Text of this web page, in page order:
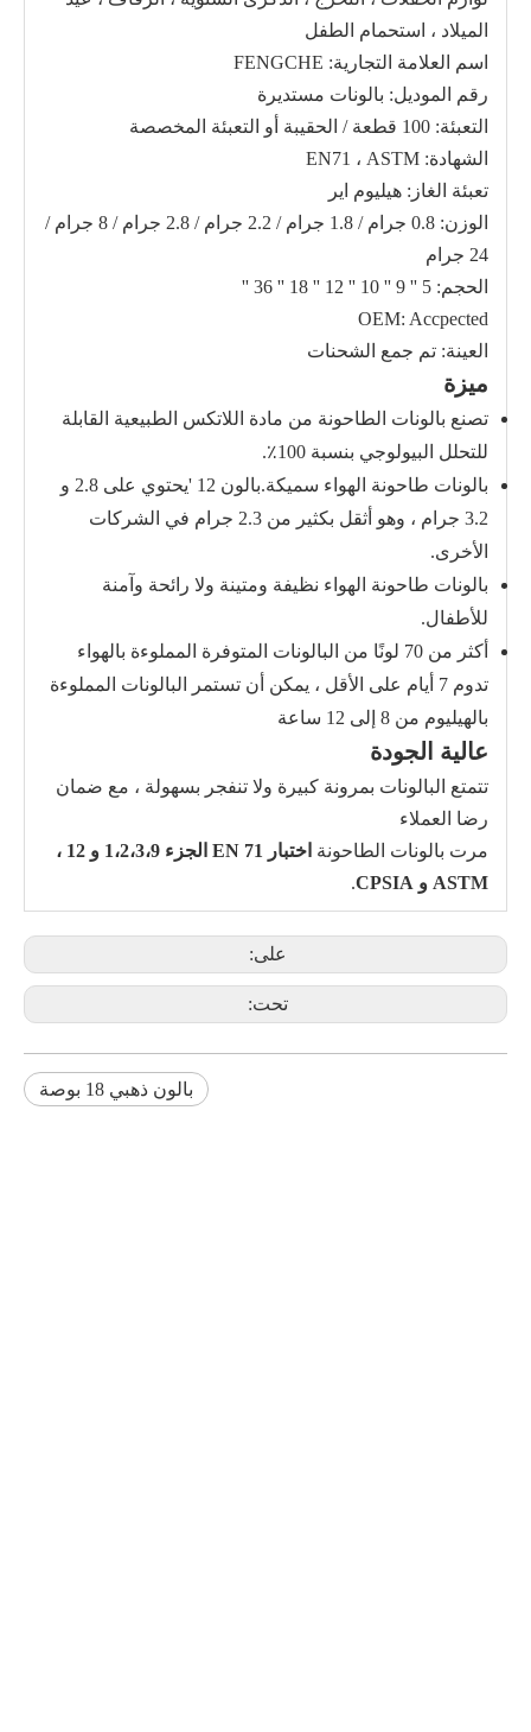
الميلاد ، استحمام الطفل
اسم العلامة التجارية: FENGCHE
رقم الموديل: بالونات مستديرة
التعبئة: 100 قطعة / الحقيبة أو التعبئة المخصصة
الشهادة: EN71 ، ASTM
تعبئة الغاز: هيليوم اير
الوزن: 0.8 جرام / 1.8 جرام / 2.2 جرام / 2.8 جرام / 8 جرام /
24 جرام
الحجم: 5 '' 9 '' 10 '' 12 '' 18 '' 36 ''
OEM: Accpected
العينة: تم جمع الشحنات
ميزة
تصنع بالونات الطاحونة من مادة اللاتكس الطبيعية القابلة
للتحلل البيولوجي بنسبة 100٪.
بالونات طاحونة الهواء سميكة.بالون 12 'يحتوي على 2.8 و
3.2 جرام ، وهو أثقل بكثير من 2.3 جرام في الشركات
الأخرى.
بالونات طاحونة الهواء نظيفة ومتينة ولا رائحة وآمنة
للأطفال.
أكثر من 70 لونًا من البالونات المتوفرة المملوءة بالهواء
تدوم 7 أيام على الأقل ، يمكن أن تستمر البالونات المملوءة
بالهيليوم من 8 إلى 12 ساعة
عالية الجودة
تتمتع البالونات بمرونة كبيرة ولا تنفجر بسهولة ، مع ضمان
رضا العملاء
مرت بالونات الطاحونة
اختبار EN 71 الجزء 1،2،3،9 و 12 ،
ASTM و CPSIA
.
على:
تحت:
بالون ذهبي 18 بوصة